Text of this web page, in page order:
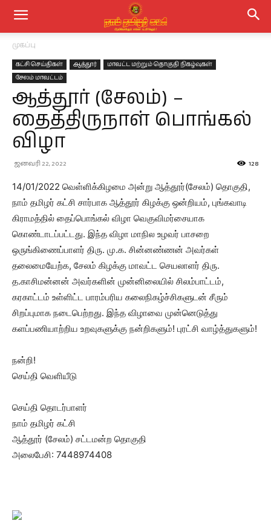
முகப்பு
கட்சி செய்திகள் ஆத்தூர்
மாவட்ட மற்றும் தொகுதி நிகழ்வுகள்
சேலம் மாவட்டம்
ஆத்தூர் (சேலம்) –
தைத்திருநாள் பொங்கல்
விழா
ஜனவரி 22, 2022 128
14/01/2022 வெள்ளிக்கிழமை அன்று ஆத்தூர்(சேலம்) தொகுதி,
நாம் தமிழர் கட்சி சார்பாக ஆத்தூர் கிழக்கு ஒன்றியம், புங்கவாடி
கிராமத்தில் தைப்பொங்கல் விழா வெகுவிமர்சையாக
கொண்டாடப்பட்டது. இந்த விழா மாநில உழவர் பாசறை
ஒருங்கிணைப்பாளர் திரு. மு.க. சின்னண்ணன் அவர்கள்
தலைமையேற்க, சேலம் கிழக்கு மாவட்ட செயலாளர் திரு.
த.காசிமன்னன் அவர்களின் முன்னிலையில் சிலம்பாட்டம்,
கரகாட்டம் உள்ளிட்ட பாரம்பரிய கலைநிகழ்ச்சிகளுடன் சீரும்
சிறப்புமாக நடைபெற்றது. இந்த விழாவை முன்னெடுத்து
களப்பணியாற்றிய உறவுகளுக்கு நன்றிகளும்! புரட்சி வாழ்த்துகளும்!
நன்றி!
செய்தி வெளியீடு
செய்தி தொடர்பாளர்
நாம் தமிழர் கட்சி
ஆத்தூர் (சேலம்) சட்டமன்ற தொகுதி
அலைபேசி: 7448974408